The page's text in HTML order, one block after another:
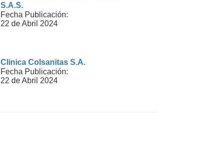
S.A.S.
Fecha Publicación:
22 de Abril 2024
Clinica Colsanitas S.A.
Fecha Publicación:
22 de Abril 2024